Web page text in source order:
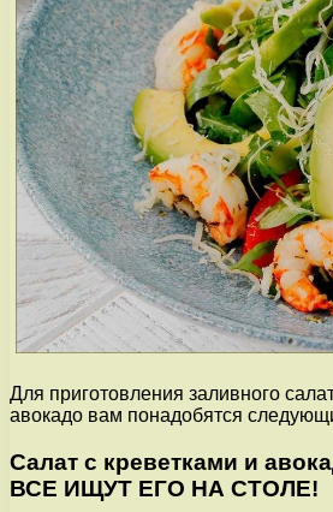
Для приготовления заливного
авокадо вам понадобятся
Салат с креветками и
ВСЕ ИЩУТ ЕГО НА СТОЛЕ!